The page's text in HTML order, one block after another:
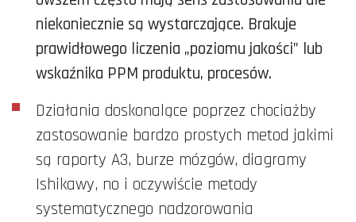
niekoniecznie są wystarczające. Brakuje
prawidłowego liczenia „poziomu jakości” lub
wskaźnika PPM produktu, procesów.
Działania doskonalące poprzez chociażby
zastosowanie bardzo prostych metod jakimi
są raporty A3, burze mózgów, diagramy
Ishikawy, no i oczywiście metody
systematycznego nadzorowania